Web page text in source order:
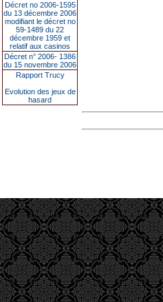
Décret no 2006-1595
du 13 décembre 2006
modifiant le décret no
59-1489 du 22
décembre 1959 et
relatif aux casinos
Décret n° 2006- 1386
du 15 novembre 2006
Rapport Trucy
Evolution des jeux de
hasard